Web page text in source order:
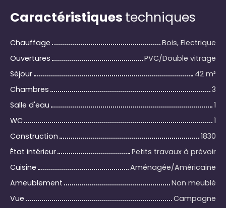
Caractéristiques techniques
Chauffage
Bois, Electrique
Ouvertures
PVC/Double vitrage
Séjour
42 m²
Chambres
3
Salle d'eau
1
WC
1
Construction
1830
État intérieur
Petits travaux à prévoir
Cuisine
Aménagée/Américaine
Ameublement
Non meublé
Vue
Campagne